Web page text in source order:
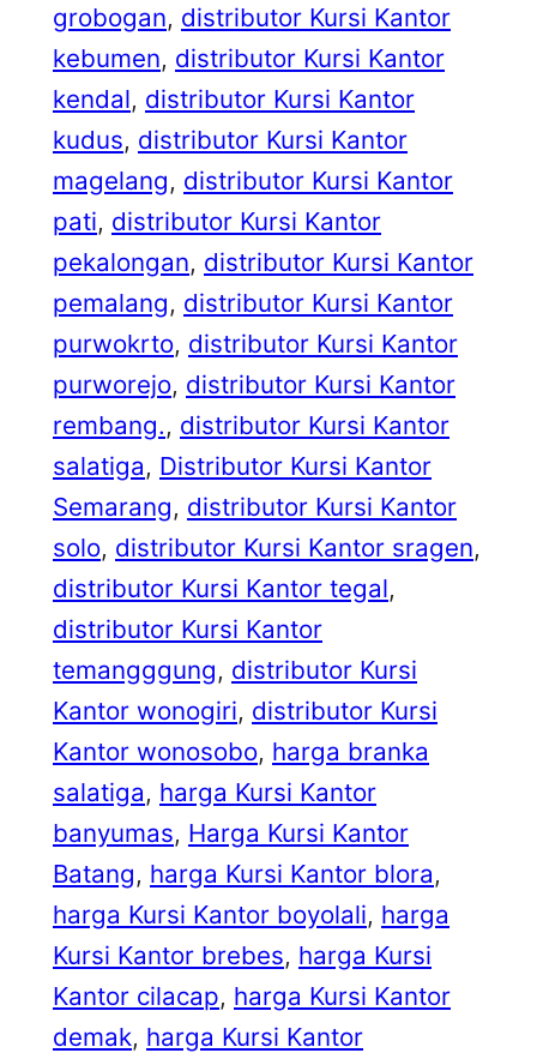
grobogan, distributor Kursi Kantor
kebumen, distributor Kursi Kantor
kendal, distributor Kursi Kantor
kudus, distributor Kursi Kantor
magelang, distributor Kursi Kantor
pati, distributor Kursi Kantor
pekalongan, distributor Kursi Kantor
pemalang, distributor Kursi Kantor
purwokrto, distributor Kursi Kantor
purworejo, distributor Kursi Kantor
rembang., distributor Kursi Kantor
salatiga, Distributor Kursi Kantor
Semarang, distributor Kursi Kantor
solo, distributor Kursi Kantor sragen
distributor Kursi Kantor tegal
distributor Kursi Kantor
temangggung, distributor Kursi
Kantor wonogiri, distributor Kursi
Kantor wonosobo, harga branka
salatiga, harga Kursi Kantor
banyumas, Harga Kursi Kantor
Batang, harga Kursi Kantor blora
harga Kursi Kantor boyolali, harga
Kursi Kantor brebes, harga Kursi
Kantor cilacap, harga Kursi Kantor
demak, harga Kursi Kantor